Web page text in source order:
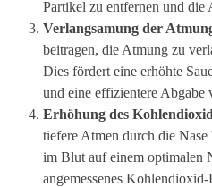
Partikel zu entfernen und die
Verlangsamung der
beitragen, die Atmung zu
Dies fördert eine erhöhte
und eine effizientere Abgabe
Erhöhung des
tiefere Atmen durch die
im Blut auf einem optimalen
angemessenes